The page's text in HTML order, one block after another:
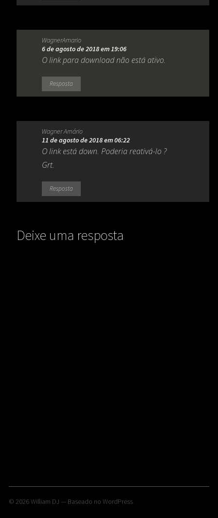
WagnerAmario
6 de agosto de 2018 em 19:06
O link para download não está ativo.
Resposta
Wagner Amário
11 de agosto de 2018 em 06:22
O link está down. Poderia reativá-lo ?
Grt.
Resposta
Deixe uma resposta
© 2026William DJ — Baseado no WordPress